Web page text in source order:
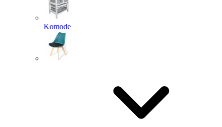
Komode